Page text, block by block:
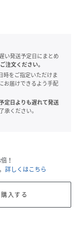
い発送予定日にまとめ
注文ください。
をご指定いただけま
お届けできるよう手配
定日よりも遅れて発送
ください。
！
詳しくはこちら
入する